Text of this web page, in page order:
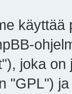
joka on
"GPL")